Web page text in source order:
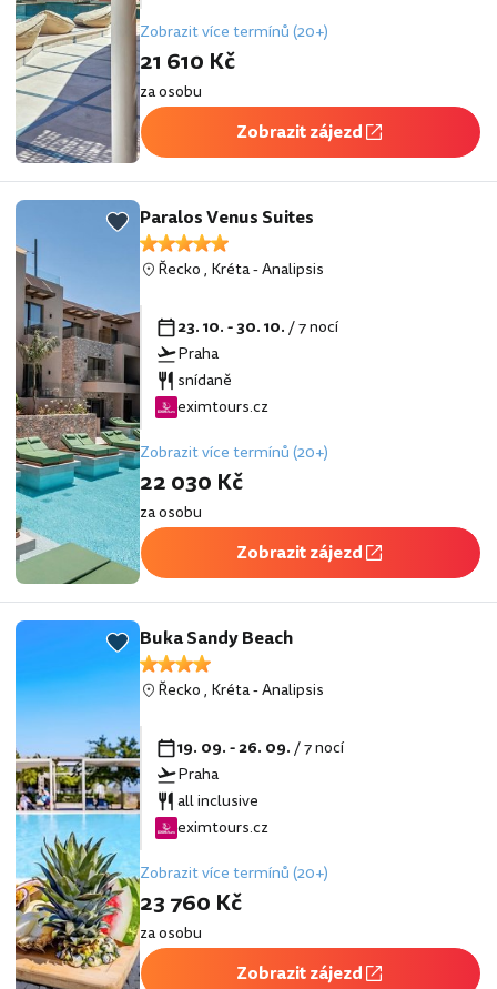
Zobrazit více termínů (20+)
21 610 Kč
za osobu
Zobrazit zájezd
Paralos Venus Suites
Řecko, Kréta-Analipsis
23. 10. - 30. 10./ 7 nocí
Praha
snídaně
eximtours.cz
Zobrazit více termínů (20+)
22 030 Kč
za osobu
Zobrazit zájezd
Buka Sandy Beach
Řecko, Kréta-Analipsis
19. 09. - 26. 09./ 7 nocí
Praha
all inclusive
eximtours.cz
Zobrazit více termínů (20+)
23 760 Kč
za osobu
Zobrazit zájezd